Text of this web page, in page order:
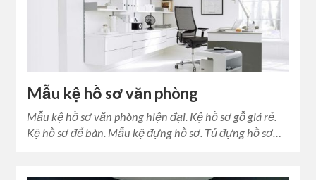
Mẫu kệ hồ sơ văn phòng
Mẫu kệ hồ sơ văn phòng hiện đại. Kệ hồ sơ gỗ giá rẻ.
Kệ hồ sơ để bàn. Mẫu kệ đựng hồ sơ. Tủ đựng hồ sơ…